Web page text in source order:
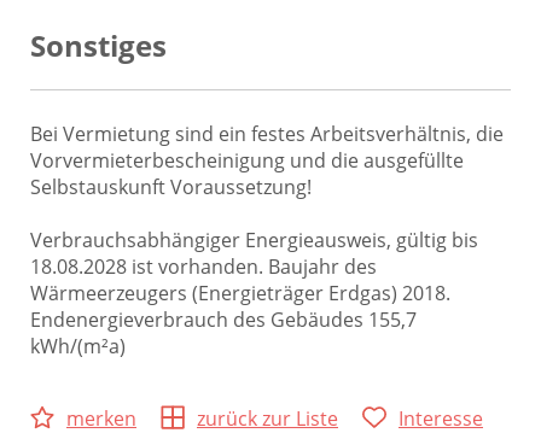
Sonstiges
Bei Vermietung sind ein festes Arbeitsverhältnis, die
Vorvermieterbescheinigung und die ausgefüllte
Selbstauskunft Voraussetzung!
Verbrauchsabhängiger Energieausweis, gültig bis
18.08.2028 ist vorhanden. Baujahr des
Wärmeerzeugers (Energieträger Erdgas) 2018.
Endenergieverbrauch des Gebäudes 155,7
kWh/(m²a)
merken zurück zur Liste Interesse